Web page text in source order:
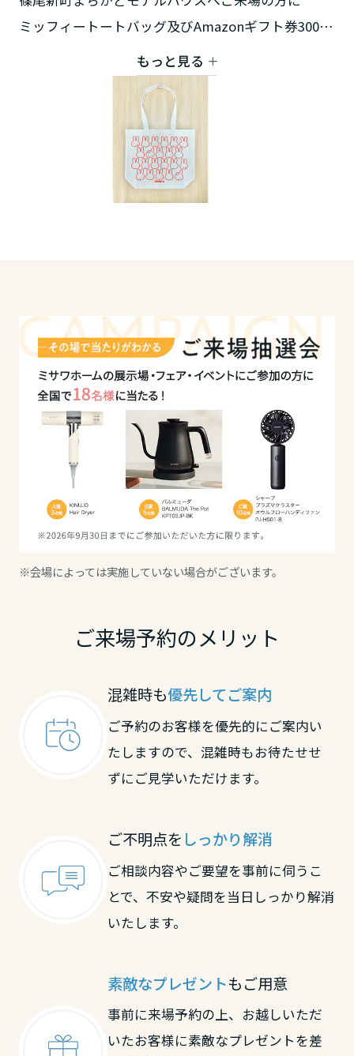
ミッフィートートバッグ及びAmazonギフト券3000
※期間中、1組1回限りとさせて頂きます。
※商品は無くなり次第終了となります。
※ご新築をご検討（土地をご購入してご新築・建て
替え・住み替え）の方がご対象となります。
※同時開催している別のイベント特典と併用できま
もっと見る
※会場によっては実施していない場合がございます。
ご来場予約のメリット
混雑時も優先してご案内
ご予約のお客様を優先的にご案内い
たしますので、混雑時もお待たせせ
ずにご見学いただけます。
ご不明点を しっかり解消
ご相談内容やご要望を事前に伺うこ
とで、不安や疑問を当日しっかり解消
いたします。
素敵なプレゼントもご用意
事前に来場予約の上、お越しいただ
いたお客様に素敵なプレゼントを差
高知県
大分県
宮崎県
鹿児島県